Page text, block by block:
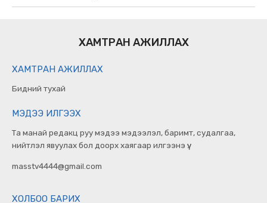
ХАМТРАН АЖИЛЛАХ
ХАМТРАН АЖИЛЛАХ
Бидний тухай
МЭДЭЭ ИЛГЭЭХ
Та манай редакц руу мэдээ мэдээлэл, баримт, судалгаа,
нийтлэл явуулах бол доорх хаягаар илгээнэ үү.
masstv4444@gmail.com
ХОЛБОО БАРИХ